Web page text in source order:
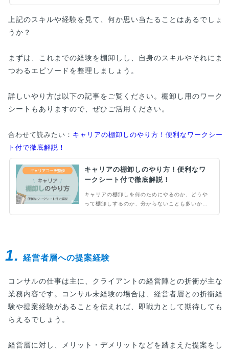
上記のスキルや経験を見て、何か思い当たることはあるでしょ
うか？
まずは、これまでの経験を棚卸しし、自身のスキルやそれにま
つわるエピソードを整理しましょう。
詳しいやり方は以下の記事をご覧ください。棚卸し用のワーク
シートもありますので、ぜひご活用ください。
合わせて読みたい： キャリアの棚卸しのやり方！便利なワークシー
ト付で徹底解説！
キャリアの棚卸しのやり方！便利なワ
ークシート付で徹底解説！
キャリアの棚卸しを何のためにやるのか、どうや
って棚卸しするのか、分からないことも多いかも
1. 経営者層への提案経験
コンサルの仕事は主に、クライアントの経営陣との折衝が主な
業務内容です。コンサル未経験の場合は、経営者層との折衝経
験や提案経験があることを伝えれば、即戦力として期待しても
らえるでしょう。
経営層に対し、メリット・デメリットなどを踏まえた提案をし